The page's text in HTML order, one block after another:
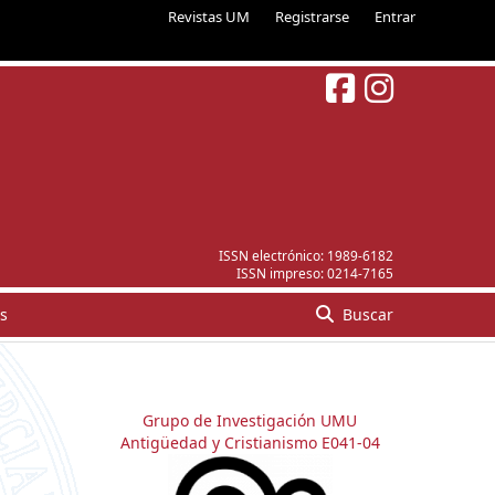
Revistas UM Registrarse Entrar
ISSN electrónico: 1989-6182
ISSN impreso:0214-7165
Buscar
Grupo de Investigación UMU
Antigüedad y Cristianismo E041-04